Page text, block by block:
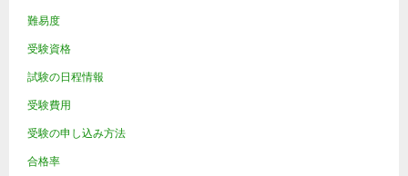
難易度
受験資格
試験の日程情報
受験費用
受験の申し込み方法
合格率